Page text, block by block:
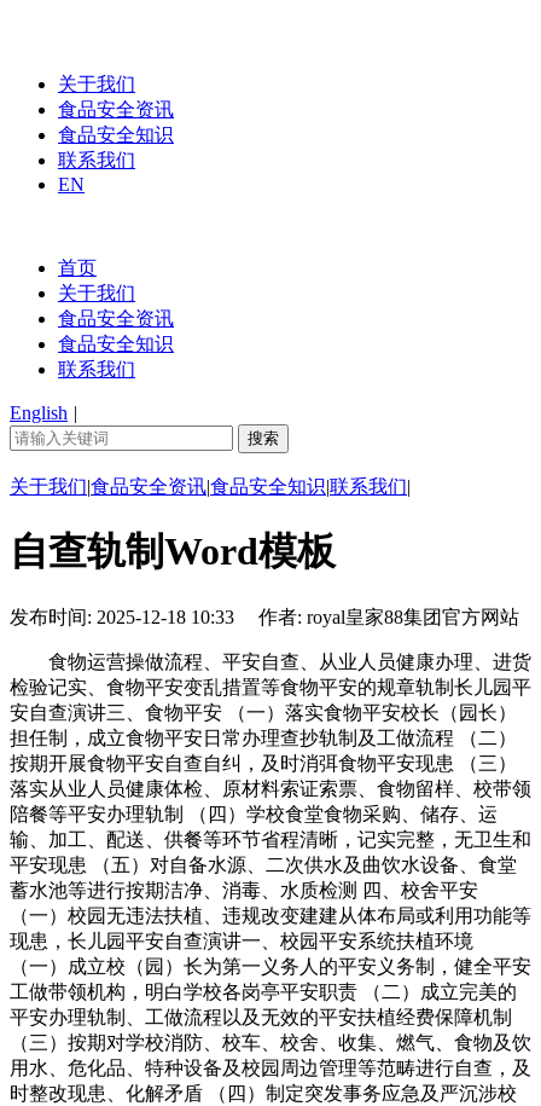
关于我们
食品安全资讯
食品安全知识
联系我们
EN
首页
关于我们
食品安全资讯
食品安全知识
联系我们
English |
关于我们|食品安全资讯|食品安全知识|联系我们|
自查轨制Word模板
发布时间: 2025-12-18 10:33 作者: royal皇家88集团官方网站
食物运营操做流程、平安自查、从业人员健康办理、进货
检验记实、食物平安变乱措置等食物平安的规章轨制长儿园平
安自查演讲三、食物平安 （一）落实食物平安校长（园长）
担任制，成立食物平安日常办理查抄轨制及工做流程 （二）
按期开展食物平安自查自纠，及时消弭食物平安现患 （三）
落实从业人员健康体检、原材料索证索票、食物留样、校带领
陪餐等平安办理轨制 （四）学校食堂食物采购、储存、运
输、加工、配送、供餐等环节省程清晰，记实完整，无卫生和
平安现患 （五）对自备水源、二次供水及曲饮水设备、食堂
蓄水池等进行按期洁净、消毒、水质检测 四、校舍平安
（一）校园无违法扶植、违规改变建建从体布局或利用功能等
现患，长儿园平安自查演讲一、校园平安系统扶植环境
（一）成立校（园）长为第一义务人的平安义务制，健全平安
工做带领机构，明白学校各岗亭平安职责 （二）成立完美的
平安办理轨制、工做流程以及无效的平安扶植经费保障机制
（三）按期对学校消防、校车、校舍、收集、燃气、食物及饮
用水、危化品、特种设备及校园周边管理等范畴进行自查，及
时整改现患、化解矛盾 （四）制定突发事务应急及严沉涉校